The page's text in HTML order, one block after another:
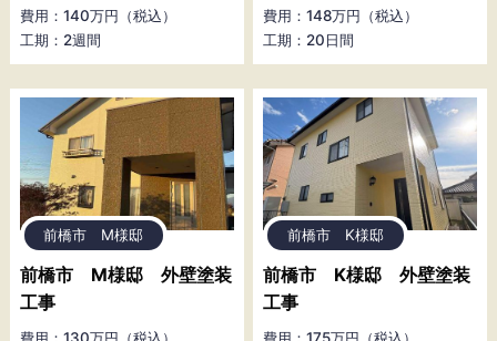
費用：140万円（税込）
工期：2週間
費用：148万円（税込）
工期：20日間
前橋市 M様邸
前橋市 M様邸 外壁塗装
工事
費用：130万円（税込）
前橋市 K様邸
前橋市 K様邸 外壁塗装
工事
費用：175万円（税込）